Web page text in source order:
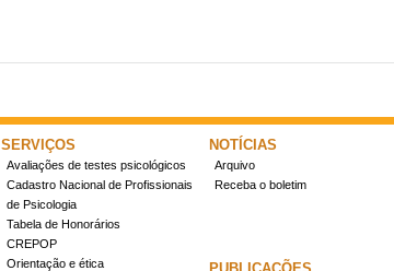
SERVIÇOS
Avaliações de testes psicológicos
Cadastro Nacional de Profissionais
de Psicologia
Tabela de Honorários
CREPOP
Orientação e ética
NOTÍCIAS
Arquivo
Receba o boletim